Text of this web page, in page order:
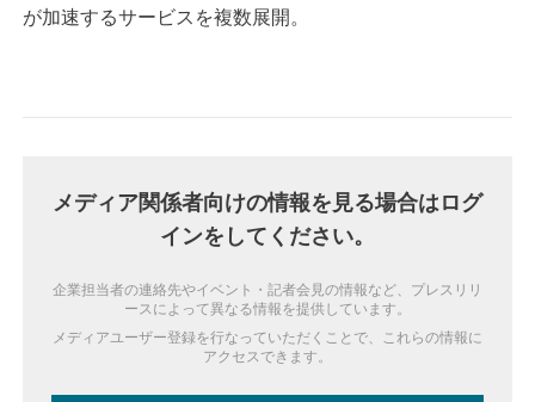
が加速するサービスを複数展開。
メディア関係者向けの情報を見る場合はログ
インをしてください。
企業担当者の連絡先やイベント・記者会見の情報など、プレスリリ
ースによって異なる情報を提供しています。
メディアユーザー登録を行なっていただくことで、これらの情報に
アクセスできます。